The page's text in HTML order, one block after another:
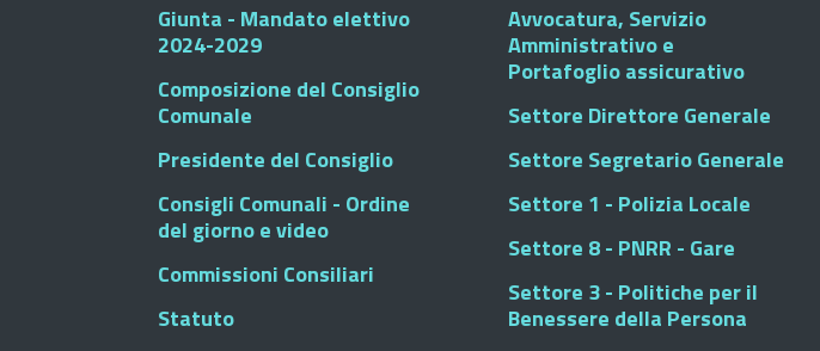
Giunta - Mandato elettivo
2024-2029
Composizione del Consiglio
Comunale
Presidente del Consiglio
Consigli Comunali - Ordine
del giorno e video
Commissioni Consiliari
Statuto
Avvocatura, Servizio
Amministrativo e
Portafoglio assicurativo
Settore Direttore Generale
Settore Segretario Generale
Settore 1 - Polizia Locale
Settore 8 - PNRR - Gare
Settore 3 - Politiche per il
Benessere della Persona